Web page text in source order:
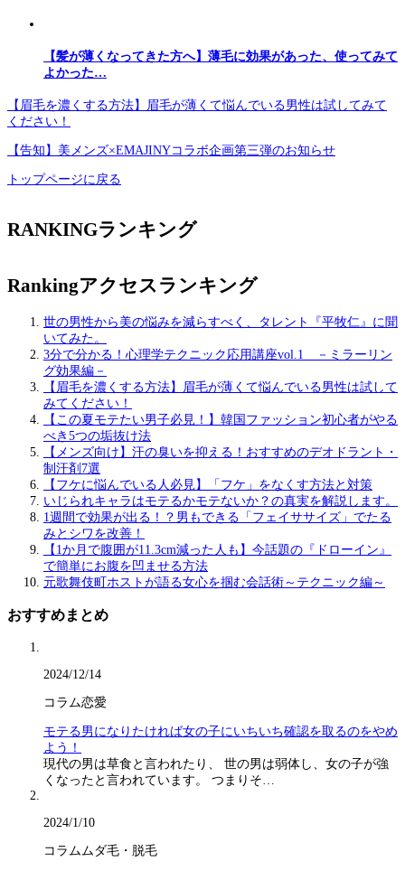
【髪が薄くなってきた方へ】薄毛に効果があった、使ってみて
よかった…
【眉毛を濃くする方法】眉毛が薄くて悩んでいる男性は試してみて
ください！
【告知】美メンズ×EMAJINYコラボ企画第三弾のお知らせ
トップページに戻る
RANKINGランキング
Rankingアクセスランキング
世の男性から美の悩みを減らすべく、タレント『平牧仁』に聞
いてみた。
3分で分かる！心理学テクニック応用講座vol.1 －ミラーリン
グ効果編－
【眉毛を濃くする方法】眉毛が薄くて悩んでいる男性は試して
みてください！
【この夏モテたい男子必見！】韓国ファッション初心者がやる
べき5つの垢抜け法
【メンズ向け】汗の臭いを抑える！おすすめのデオドラント・
制汗剤7選
【フケに悩んでいる人必見】「フケ」をなくす方法と対策
いじられキャラはモテるかモテないか？の真実を解説します。
1週間で効果が出る！？男もできる「フェイササイズ」でたる
みとシワを改善！
【1か月で腹囲が11.3cm減った人も】今話題の『ドローイン』
で簡単にお腹を凹ませる方法
元歌舞伎町ホストが語る女心を掴む会話術～テクニック編～
おすすめまとめ
2024/12/14
コラム恋愛
モテる男になりたければ女の子にいちいち確認を取るのをやめ
よう！
現代の男は草食と言われたり、 世の男は弱体し、女の子が強
くなったと言われています。 つまりそ…
2024/1/10
コラム ムダ毛・脱毛